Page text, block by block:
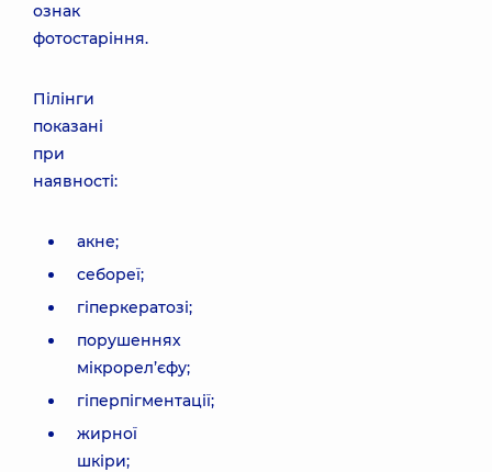
ознак
фотостаріння.
Пілінги
показані
при
наявності:
акне;
себореї;
гіперкератозі;
порушеннях
мікрорел’єфу;
гіперпігментації;
жирної
шкіри;